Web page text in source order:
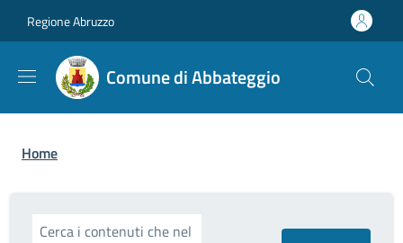
Regione Abruzzo
Comune di Abbateggio
Briciole di pane
Home
Cerca i contenuti che nel